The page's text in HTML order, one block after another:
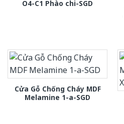
O4-C1 Phào chi-SGD
Cửa Gỗ Chống Cháy MDF
Melamine 1-a-SGD